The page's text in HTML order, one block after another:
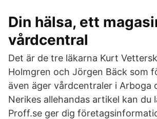
Din hälsa, ett
vårdcentral
Det är de tre läkarna Kurt
Holmgren och Jörgen Bäck som
även äger vårdcentraler i Arboga
Nerikes allehandas artikel kan du
Proff.se ger dig